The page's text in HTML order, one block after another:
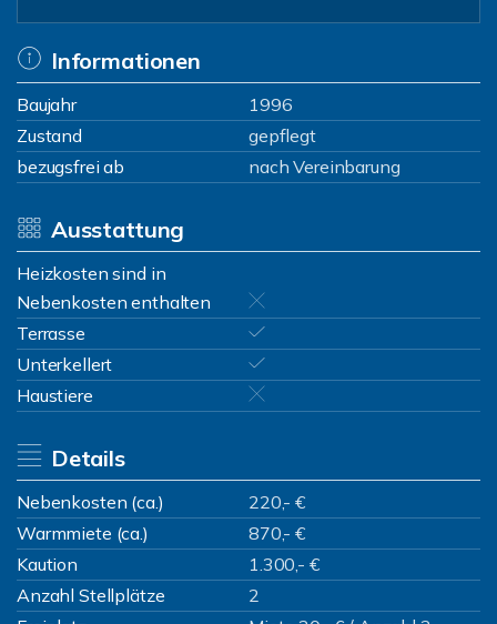
Informationen
Baujahr
1996
Zustand
gepflegt
bezugsfrei ab
nach Vereinbarung
Ausstattung
Heizkosten sind in
Nebenkosten enthalten
Terrasse
Unterkellert
Haustiere
Details
Nebenkosten (ca.)
220,- €
Warmmiete (ca.)
870,- €
Kaution
1.300,- €
Anzahl Stellplätze
2